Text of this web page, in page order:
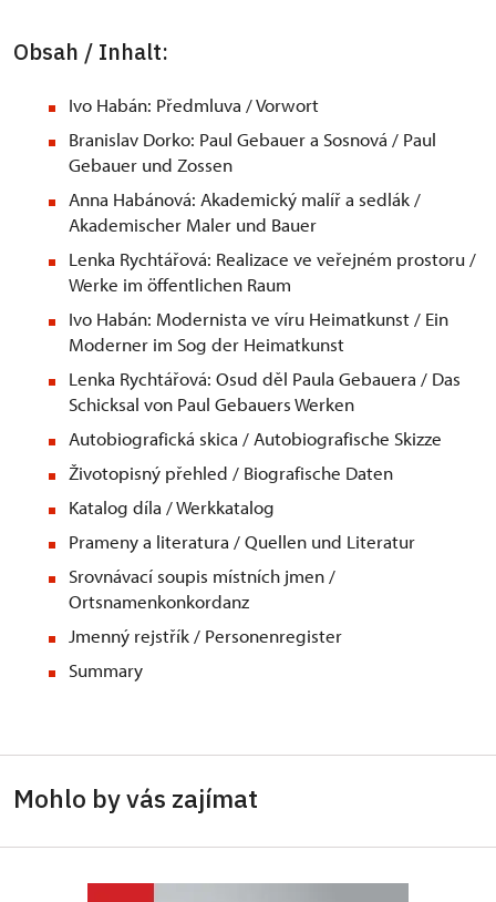
Obsah / Inhalt:
Ivo Habán: Předmluva / Vorwort
Branislav Dorko: Paul Gebauer a Sosnová / Paul
Gebauer und Zossen
Anna Habánová: Akademický malíř a sedlák /
Akademischer Maler und Bauer
Lenka Rychtářová: Realizace ve veřejném prostoru /
Werke im öffentlichen Raum
Ivo Habán: Modernista ve víru Heimatkunst / Ein
Moderner im Sog der Heimatkunst
Lenka Rychtářová: Osud děl Paula Gebauera / Das
Schicksal von Paul Gebauers Werken
Autobiografická skica / Autobiografische Skizze
Životopisný přehled / Biografische Daten
Katalog díla / Werkkatalog
Prameny a literatura / Quellen und Literatur
Srovnávací soupis místních jmen /
Ortsnamenkonkordanz
Jmenný rejstřík / Personenregister
Summary
Mohlo by vás zajímat